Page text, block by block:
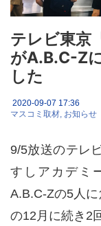
テレビ東京
がA.B.C-Z
した
2020-09-07 17:36
マスコミ取材 お知らせ
9/5放送のテレ
すしアカデミ
A.B.C-Zの5人
の12月に続き2